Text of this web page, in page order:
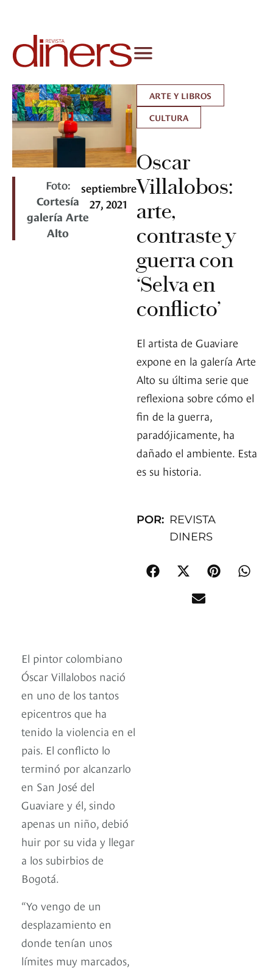
Foto:
Cortesía
galería Arte
Alto
septiembre
27, 2021
ARTE Y LIBROS
CULTURA
Oscar
Villalobos:
arte,
contraste y
guerra con
‘Selva en
conflicto’
El artista de Guaviare
expone en la galería Arte
Alto su última serie que
reflexiona sobre cómo el
fin de la guerra,
paradójicamente, ha
dañado el ambiente. Esta
es su historia.
POR: REVISTA
DINERS
El pintor colombiano
Óscar Villalobos nació
en uno de los tantos
epicentros que ha
tenido la violencia en el
pais. El conflicto lo
terminó por alcanzarlo
en San José del
Guaviare y él, sindo
apenas un niño, debió
huir por su vida y llegar
a los subirbios de
Bogotá.
“Yo vengo de un
desplazamiento en
donde tenían unos
límites muy marcados,